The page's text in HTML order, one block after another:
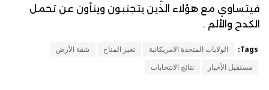
فيتساوي مع هؤلاء الذين يتجنبون وينأون عن تحمل
الكدح والألم .
Tags: الولايات المتحدة الامريكانية تغير المناخ
شقة الأرض
مستقبل الأخبار
نتائج الانتخابات